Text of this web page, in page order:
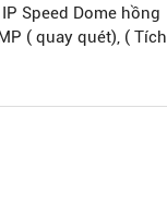
Speed Dome hồng
( quay quét), ( Tích